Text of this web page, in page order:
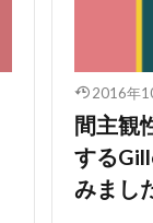
2016年
間主観
する
みまし